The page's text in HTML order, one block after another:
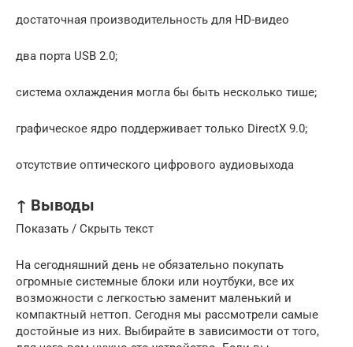
достаточная производительность для HD-видео
два порта USB 2.0;
система охлаждения могла бы быть несколько тише;
графическое ядро поддерживает только DirectX 9.0;
отсутствие оптического цифрового аудиовыхода
↑ Выводы
Показать / Скрыть текст
На сегодняшний день не обязательно покупать
огромные системные блоки или ноутбуки, все их
возможности с легкостью заменит маленький и
компактный неттоп. Сегодня мы рассмотрели самые
достойные из них. Выбирайте в зависимости от того,